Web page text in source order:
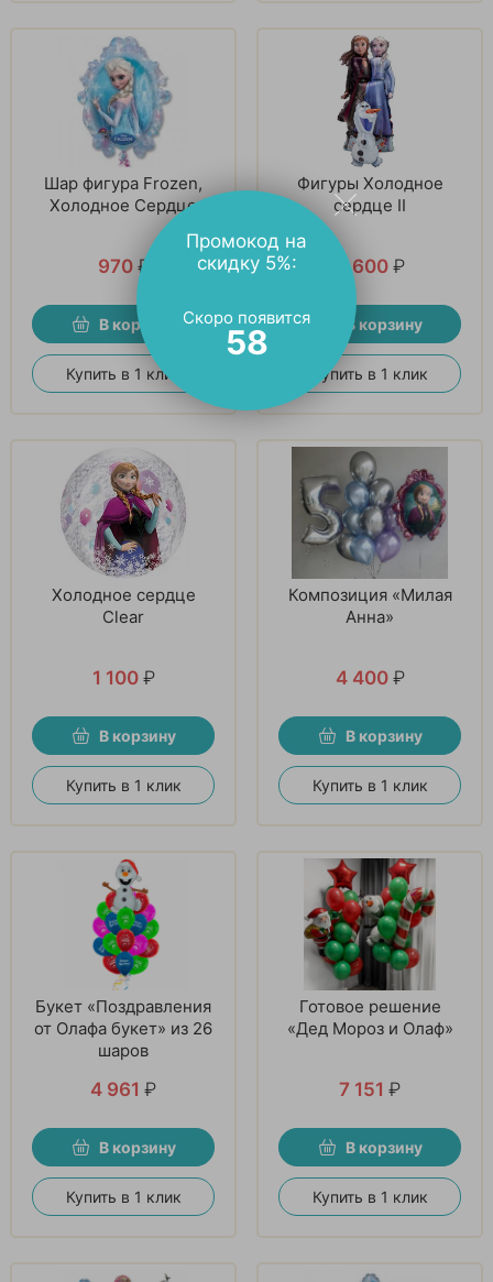
Шар фигура Frozen,
Холодное Сердце
970 ₽
В корзину
Купить в 1 клик
Фигуры Холодное
сердце II
2 600 ₽
В корзину
Купить в 1 клик
Холодное сердце
Clear
1 100 ₽
В корзину
Купить в 1 клик
Композиция «Милая
Анна»
4 400 ₽
В корзину
Купить в 1 клик
Букет «Поздравления
от Олафа букет» из 26
шаров
4 961 ₽
В корзину
Купить в 1 клик
Готовое решение
«Дед Мороз и Олаф»
7 151 ₽
В корзину
Купить в 1 клик
Промокод на
скидку 5%:
Скоро появится
57